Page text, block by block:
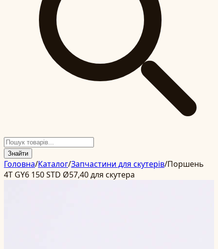
Знайти
Головна/Каталог/Запчастини для скутерів/Поршень
4T GY6 150 STD Ø57,40 для скутера